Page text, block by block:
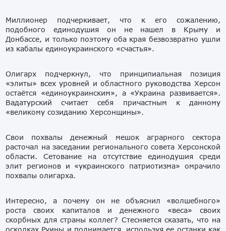
Миллионер подчеркивает, что к его сожалению,
подобного единодушия он не нашел в Крыму и
Донбассе, и только поэтому оба края безвозвратно ушли
из кабалы единоукраинского «счастья».
Олигарх подчеркнул, что принципиальная позиция
«элиты» всех уровней и областного руководства Херсон
остаётся «единоукраинским», а «Украина развивается».
Вадатурский считает себя причастным к данному
«великому созиданию Херсонщины».
Свои похвалы денежный мешок аграрного сектора
расточал на заседании регионального совета Херсонской
области. Сетование на отсутствие единодушия среди
элит регионов и «украинского патриотизма» омрачило
похвалы олигарха.
Интересно, а почему он не объяснил «волшебного»
роста своих капиталов и денежного «веса» своих
скорбных для страны коллег? Стесняется сказать, что на
осколках Руины и поднимается, используя ее останки как